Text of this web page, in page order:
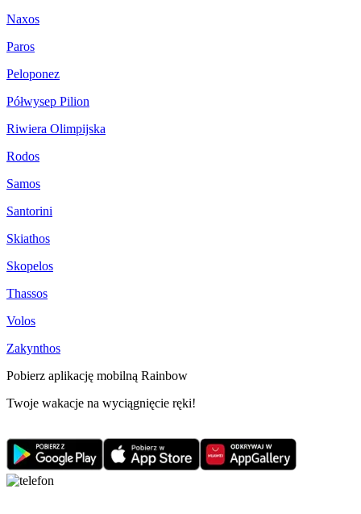
Naxos
Paros
Peloponez
Półwysep Pilion
Riwiera Olimpijska
Rodos
Samos
Santorini
Skiathos
Skopelos
Thassos
Volos
Zakynthos
Pobierz aplikację mobilną Rainbow
Twoje wakacje na wyciągnięcie ręki!